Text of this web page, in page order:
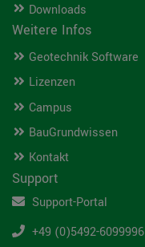
Downloads
Weitere Infos
Geotechnik Software
Lizenzen
Campus
BauGrundwissen
Kontakt
Support
Support-Portal
+49 (0)5492-6099996